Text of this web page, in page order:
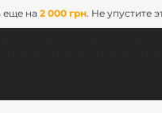
еще на 2 000 грн. Не упустите